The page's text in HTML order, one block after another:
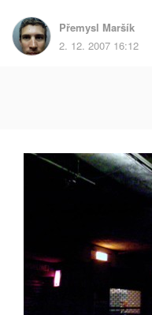
Přemysl Maršík
2. 12. 2007 16:12